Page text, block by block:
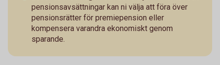
pensionsavsättningar kan ni välja att föra över
pensionsrätter för premiepension eller
kompensera varandra ekonomiskt genom
sparande.